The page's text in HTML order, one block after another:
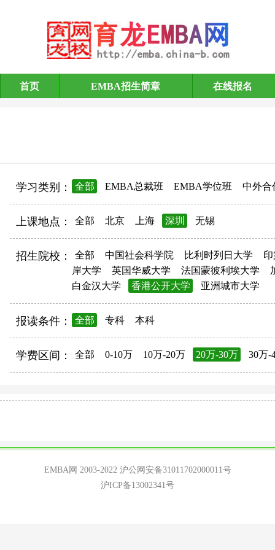
EMBA招生简章
首页 EMBA招生简章 在线报名
学习类别： 全部 EMBA总裁班 EMBA学位班 中外合
上课地点： 全部 北京 上海 深圳 无锡
招生院校： 全部 中国社会科学院 比利时列日大学
岸大学
英国华威大学 法国蒙彼利埃大学
白金汉大学
香港公开大学 亚洲城市大学
报读条件： 全部 专科 本科
学费区间： 全部 0-10万 10万-20万 20万-30万 30万-
EMBA网 2003-2022 沪公网安备31011702000011号
沪ICP备13002341号